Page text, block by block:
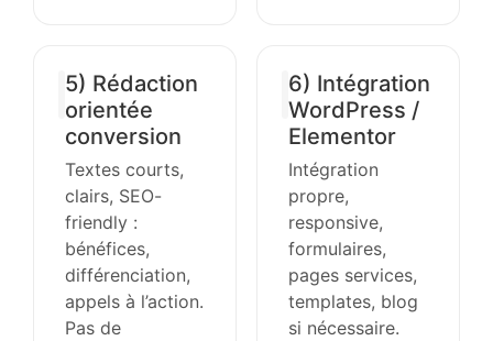
5) Rédaction
orientée
conversion
Textes courts,
clairs, SEO-
friendly :
bénéfices,
différenciation,
appels à l’action.
Pas de
6) Intégration
WordPress /
Elementor
Intégration
propre,
responsive,
formulaires,
pages services,
templates, blog
si nécessaire.